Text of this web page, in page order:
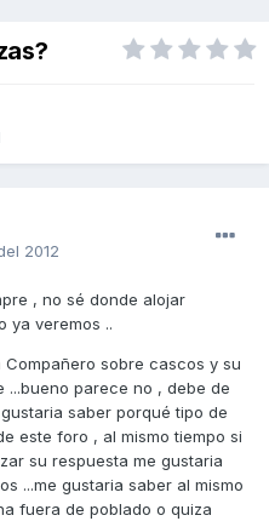
2012
, no sé donde alojar
ya veremos ..
sobre cascos y su
parece no , debe de
saber porqué tipo de
este foro , al mismo tiempo si
su respuesta me gustaria
...me gustaria saber al mismo
fuera de poblado o quiza